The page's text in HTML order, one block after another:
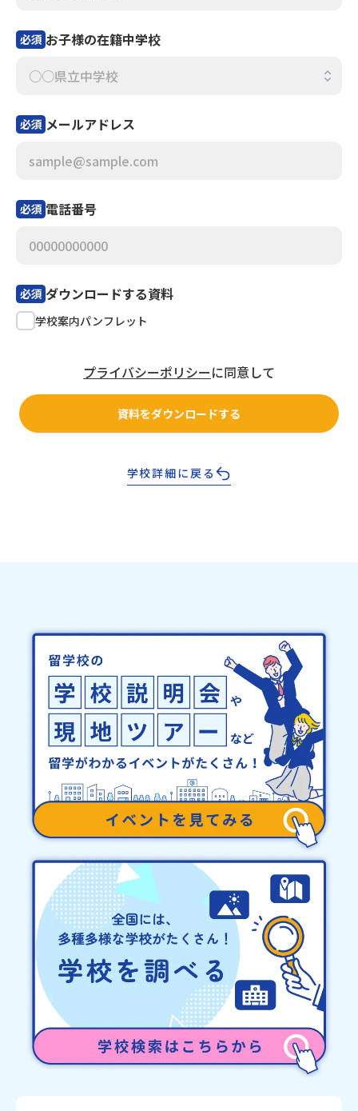
必須 お子様の在籍中学校
必須 メールアドレス
必須 電話番号
必須 ダウンロードする資料
学校案内パンフレット
プライバシーポリシーに同意して
資料をダウンロードする
学校詳細に戻る